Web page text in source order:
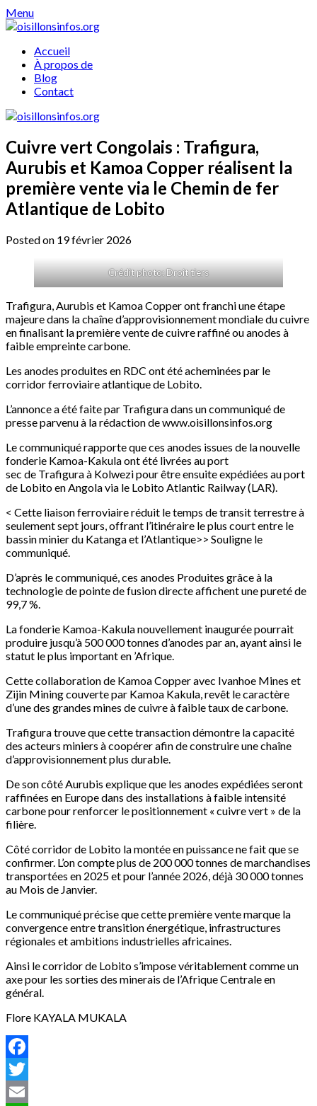
Skip
to
Menu
Accueil
À propos de
Blog
Contact
Cuivre vert Congolais : Trafigura,
Aurubis et Kamoa Copper réalisent la
première vente via le Chemin de fer
Atlantique de Lobito
Posted on 19 février 2026
Crédit photo: Droit tiers
Trafigura, Aurubis et Kamoa Copper ont franchi une étape
majeure dans la chaîne d’approvisionnement mondiale du cuivre
en finalisant la première vente de cuivre raffiné ou anodes à
faible empreinte carbone.
Les anodes produites en RDC ont été acheminées par le
corridor ferroviaire atlantique de Lobito.
L’annonce a été faite par Trafigura dans un communiqué de
presse parvenu à la rédaction de www.oisillonsinfos.org
Le communiqué rapporte que ces anodes issues de la nouvelle
fonderie Kamoa-Kakula ont été livrées au port
sec de Trafigura à Kolwezi pour être ensuite expédiées au port
de Lobito en Angola via le Lobito Atlantic Railway (LAR).
< Cette liaison ferroviaire réduit le temps de transit terrestre à
seulement sept jours, offrant l’itinéraire le plus court entre le
bassin minier du Katanga et l’Atlantique>> Souligne le
communiqué.
D’après le communiqué, ces anodes Produites grâce à la
technologie de pointe de fusion directe affichent une pureté de
99,7 %.
La fonderie Kamoa-Kakula nouvellement inaugurée pourrait
produire jusqu’à 500 000 tonnes d’anodes par an, ayant ainsi le
statut le plus important en ’Afrique.
Cette collaboration de Kamoa Copper avec Ivanhoe Mines et
Zijin Mining couverte par Kamoa Kakula, revêt le caractère
d’une des grandes mines de cuivre à faible taux de carbone.
Trafigura trouve que cette transaction démontre la capacité
des acteurs miniers à coopérer afin de construire une chaîne
d’approvisionnement plus durable.
De son côté Aurubis explique que les anodes expédiées seront
raffinées en Europe dans des installations à faible intensité
carbone pour renforcer le positionnement « cuivre vert » de la
filière.
Côté corridor de Lobito la montée en puissance ne fait que se
confirmer. L’on compte plus de 200 000 tonnes de marchandises
transportées en 2025 et pour l’année 2026, déjà 30 000 tonnes
au Mois de Janvier.
Le communiqué précise que cette première vente marque la
convergence entre transition énergétique, infrastructures
régionales et ambitions industrielles africaines.
Ainsi le corridor de Lobito s’impose véritablement comme un
axe pour les sorties des minerais de l’Afrique Centrale en
général.
Flore KAYALA MUKALA
Facebook
Twitter